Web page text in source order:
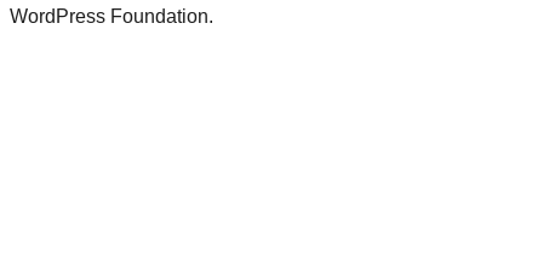
WordPress Foundation.